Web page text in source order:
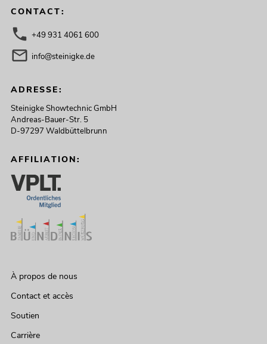
CONTACT:
+49 931 4061 600
info@steinigke.de
ADRESSE:
Steinigke Showtechnic GmbH
Andreas-Bauer-Str. 5
D-97297 Waldbüttelbrunn
AFFILIATION:
À propos de nous
Contact et accès
Soutien
Carrière